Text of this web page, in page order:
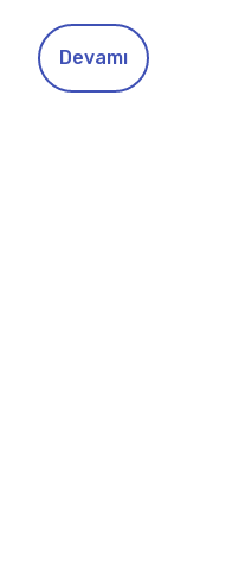
Devamı